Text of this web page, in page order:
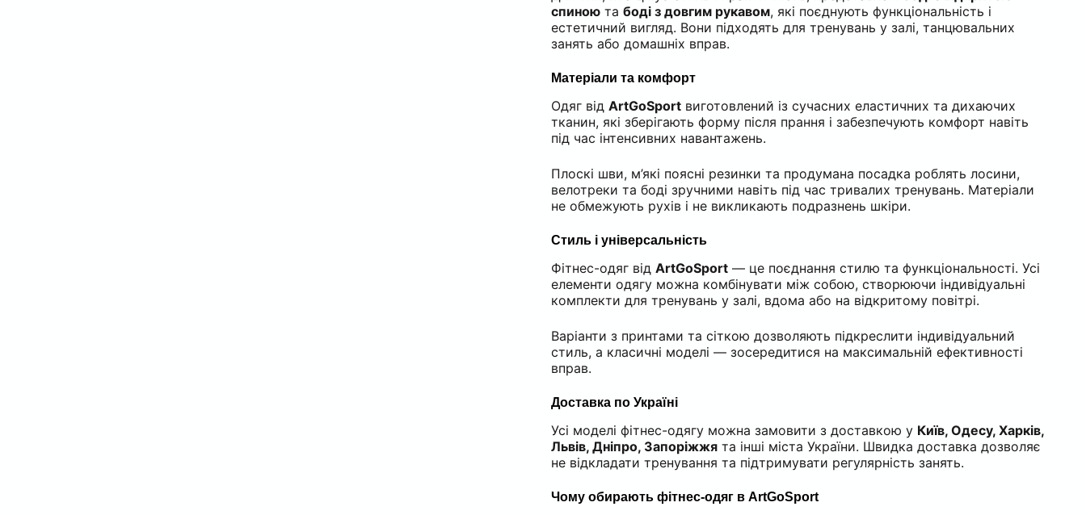
спиною та боді з довгим рукавом, які поєднують функціональність і
естетичний вигляд. Вони підходять для тренувань у залі, танцювальних
занять або домашніх вправ.
Матеріали та комфорт
Одяг від ArtGoSport виготовлений із сучасних еластичних та дихаючих
тканин, які зберігають форму після прання і забезпечують комфорт навіть
під час інтенсивних навантажень.
Плоскі шви, м’які поясні резинки та продумана посадка роблять лосини,
велотреки та боді зручними навіть під час тривалих тренувань. Матеріали
не обмежують рухів і не викликають подразнень шкіри.
Стиль і універсальність
Фітнес-одяг від ArtGoSport — це поєднання стилю та функціональності. Усі
елементи одягу можна комбінувати між собою, створюючи індивідуальні
комплекти для тренувань у залі, вдома або на відкритому повітрі.
Варіанти з принтами та сіткою дозволяють підкреслити індивідуальний
стиль, а класичні моделі — зосередитися на максимальній ефективності
вправ.
Доставка по Україні
Усі моделі фітнес-одягу можна замовити з доставкою у Київ, Одесу, Харків,
Львів, Дніпро, Запоріжжя та інші міста України. Швидка доставка дозволяє
не відкладати тренування та підтримувати регулярність занять.
Чому обирають фітнес-одяг в ArtGoSport